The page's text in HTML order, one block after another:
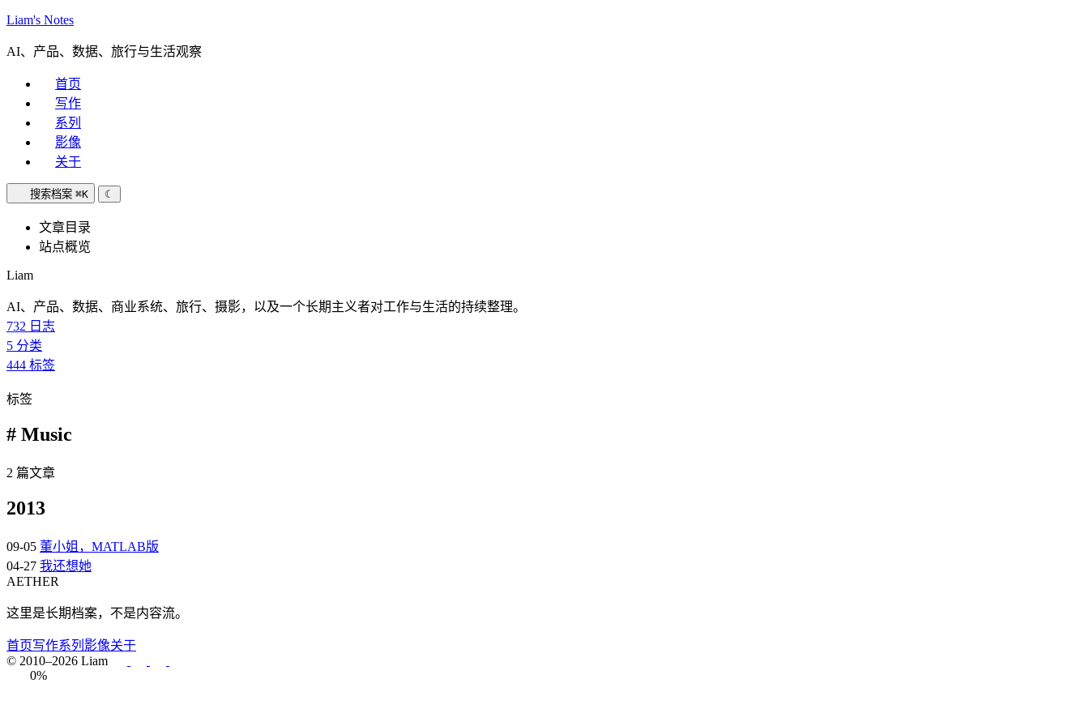
Liam's Notes
AI、产品、数据、旅行与生活观察
首页
写作
系列
影像
关于
搜索档案 ⌘K ☾
文章目录
站点概览
Liam
AI、产品、数据、商业系统、旅行、摄影，以及一个长期主义者对工作与生活的持续整理。
732 日志
5 分类
444 标签
标签
# Music
2 篇文章
2013
09-05 董小姐，MATLAB版
04-27 我还想她
AETHER
这里是长期档案，不是内容流。
首页写作系列 影像关于
© 2010–2026 Liam
0%